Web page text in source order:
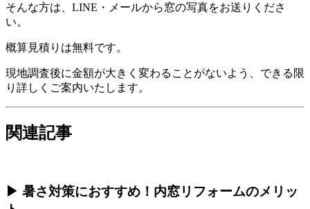
そんな方は、LINE・メールから窓の写真をお送りくださ
い。
概算見積りは無料です。
現地調査後に金額が大きく変わることがないよう、できる限
り詳しくご案内いたします。
関連記事
▶ 暑さ対策におすすめ！内窓リフォームのメリッ